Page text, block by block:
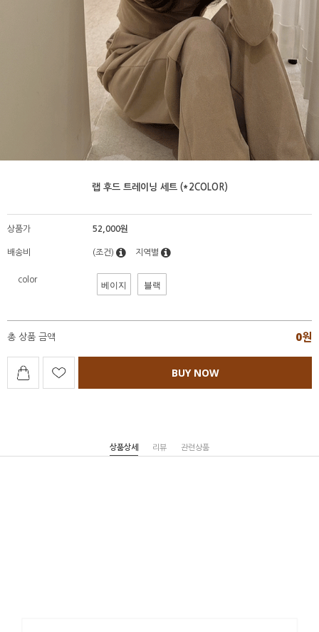
랩 후드 트레이닝 세트 (*2COLOR)
상품가 52,000원
배송비 (조건) 지역별
color 베이지 블랙
총 상품 금액 0원
BUY NOW
상품상세 리뷰 관련상품